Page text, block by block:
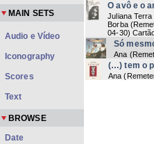
O avô e o
Juliana
Borba
04-30)
Só
Ana
(…) tem o
Ana
MAIN SETS
Audio e Vídeo
Iconography
Scores
Text
BROWSE
Date